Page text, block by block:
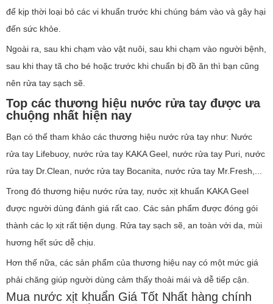
để kịp thời loại bỏ các vi khuẩn trước khi chúng bám vào và gây hại
đến sức khỏe.
Ngoài ra, sau khi chạm vào vật nuôi, sau khi chạm vào người bệnh,
sau khi thay tã cho bé hoặc trước khi chuẩn bị đồ ăn thì bạn cũng
nên rửa tay sạch sẽ.
Top các thương hiệu nước rửa tay được ưa
chuộng nhất hiện nay
Bạn có thể tham khảo các thương hiệu nước rửa tay như: Nước
rửa tay Lifebuoy, nước rửa tay KAKA Geel, nước rửa tay Puri, nước
rửa tay Dr.Clean, nước rửa tay Bocanita, nước rửa tay Mr.Fresh,...
Trong đó thương hiệu nước rửa tay, nước xịt khuẩn KAKA Geel
được người dùng đánh giá rất cao. Các sản phẩm được đóng gói
thành các lọ xịt rất tiện dụng. Rửa tay sạch sẽ, an toàn với da, mùi
hương hết sức dễ chịu.
Hơn thế nữa, các sản phẩm của thương hiệu nay có một mức giá
phải chăng giúp người dùng cảm thấy thoải mái và dễ tiếp cận.
Mua nước xịt khuẩn Giá Tốt Nhất hàng chính